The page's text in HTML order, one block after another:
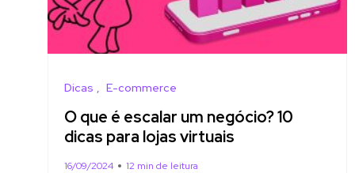
Dicas E-commerce
O que é escalar um negócio? 10
dicas para lojas virtuais
16/09/2024 12 min de leitura